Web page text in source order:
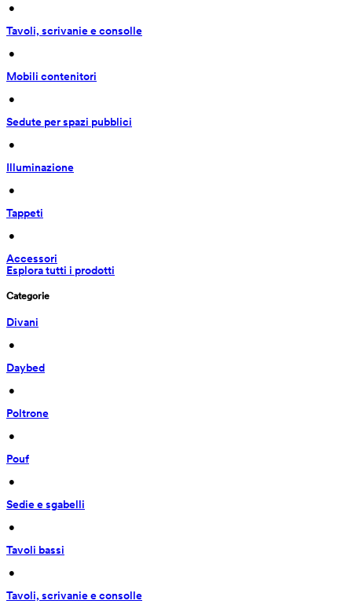
•
Tavoli, scrivanie e consolle
•
Mobili contenitori
•
Sedute per spazi pubblici
•
Illuminazione
•
Tappeti
•
Accessori
Esplora tutti i prodotti
Categorie
Divani
•
Daybed
•
Poltrone
•
Pouf
•
Sedie e sgabelli
•
Tavoli bassi
•
Tavoli, scrivanie e consolle